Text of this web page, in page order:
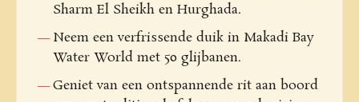
Sharm El Sheikh en Hurghada.
Neem een verfrissende duik in Makadi Bay
Water World met 50 glijbanen.
Geniet van een ontspannende rit aan boord